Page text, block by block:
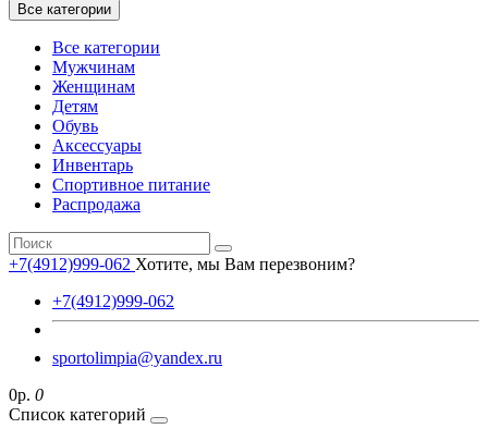
Все категории
Все категории
Мужчинам
Женщинам
Детям
Обувь
Аксессуары
Инвентарь
Спортивное питание
Распродажа
+7(4912)999-062 Хотите, мы Вам перезвоним?
+7(4912)999-062
sportolimpia@yandex.ru
0р. 0
Список категорий